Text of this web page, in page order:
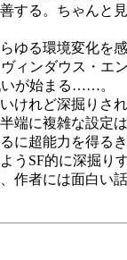
する。ちゃん
る環境変化を
ンダウス・
いが始まる……。
れど深掘りさ
端に複雑な設
に超能力を得る
SF的に深掘
作者には面白